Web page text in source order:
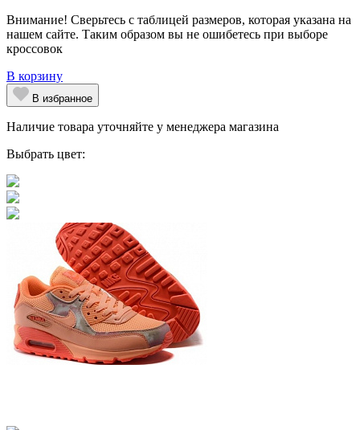
Внимание! Сверьтесь с таблицей размеров, которая указана на
нашем сайте. Таким образом вы не ошибетесь при выборе
кроссовок
В корзину
В избранное
Наличие товара уточняйте у менеджера магазина
Выбрать цвет: